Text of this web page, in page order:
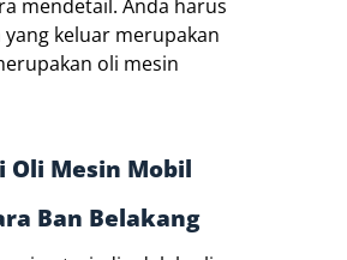
mendetail. Anda harus
keluar merupakan
oli mesin
Oli Mesin Mobil
Ban Belakang